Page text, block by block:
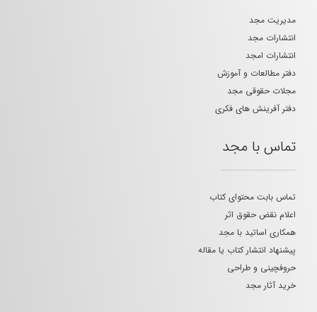
مدیریت مجد
انتشارات مجد
انتشارات امجد
دفتر مطالعات و آموزش
مجلات حقوقی مجد
دفتر آفرینش های فکری
تماس با مجد
تماس بابت محتوای کتاب
اعلام نقض حقوق اثر
همکاری اساتید با مجد
پیشنهاد انتشار کتاب یا مقاله
حروفچینی و طراحی
خرید آثار مجد